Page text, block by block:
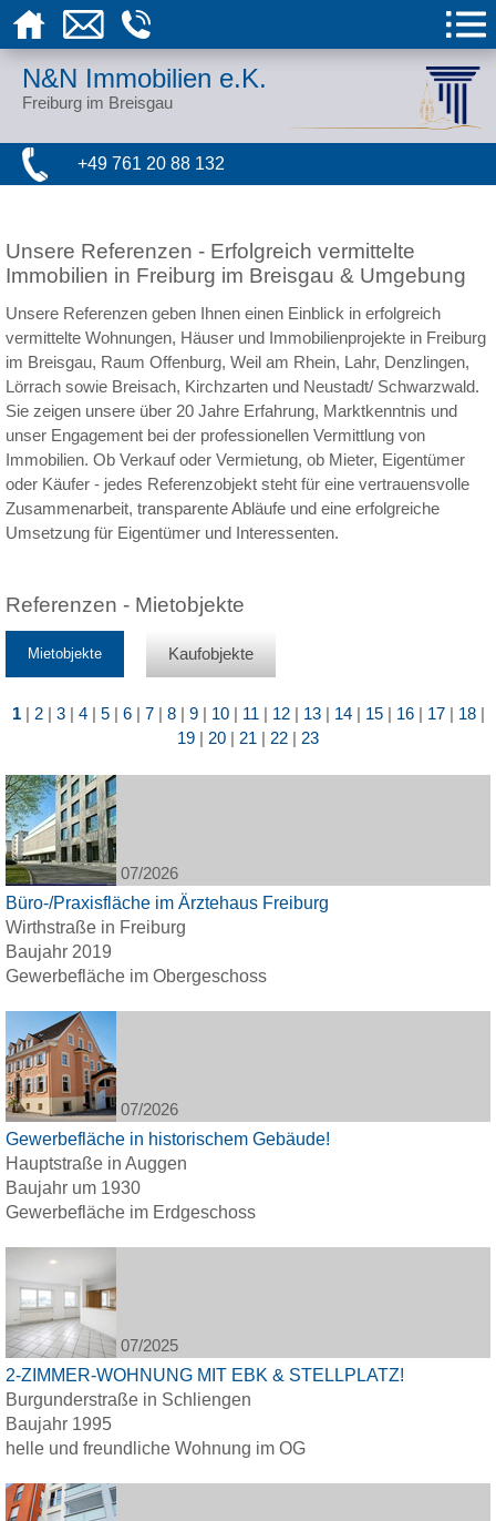
N&N Immobilien e.K.
Freiburg im Breisgau
+49 761 20 88 132
Unsere Referenzen - Erfolgreich vermittelte
Immobilien in Freiburg im Breisgau & Umgebung
Unsere Referenzen geben Ihnen einen Einblick in erfolgreich
vermittelte Wohnungen, Häuser und Immobilienprojekte in Freiburg
im Breisgau, Raum Offenburg, Weil am Rhein, Lahr, Denzlingen,
Lörrach sowie Breisach, Kirchzarten und Neustadt/ Schwarzwald.
Sie zeigen unsere über 20 Jahre Erfahrung, Marktkenntnis und
unser Engagement bei der professionellen Vermittlung von
Immobilien. Ob Verkauf oder Vermietung, ob Mieter, Eigentümer
oder Käufer - jedes Referenzobjekt steht für eine vertrauensvolle
Zusammenarbeit, transparente Abläufe und eine erfolgreiche
Umsetzung für Eigentümer und Interessenten.
Referenzen - Mietobjekte
Mietobjekte Kaufobjekte
1| 2| 3| 4| 5| 6| 7| 8| 9| 10| 11 12| 13| 14| 15| 16| 17| 18|
19
20 21 22 23
07/2026
Büro-/Praxisfläche im Ärztehaus Freiburg
Wirthstraße in Freiburg
Baujahr 2019
Gewerbefläche im Obergeschoss
07/2026
Gewerbefläche in historischem Gebäude!
Hauptstraße in Auggen
Baujahr um 1930
Gewerbefläche im Erdgeschoss
07/2025
2-ZIMMER-WOHNUNG MIT EBK & STELLPLATZ!
Burgunderstraße in Schliengen
Baujahr 1995
helle und freundliche Wohnung im OG